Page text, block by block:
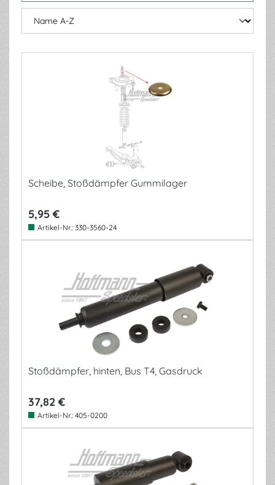
Scheibe, Stoßdämpfer Gummilager
5,95 €
Artikel-Nr.: 330-3560-24
Stoßdämpfer, hinten, Bus T4, Gasdruck
37,82 €
Artikel-Nr.: 405-0200